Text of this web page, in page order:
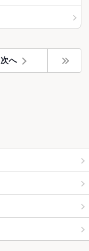
次へ